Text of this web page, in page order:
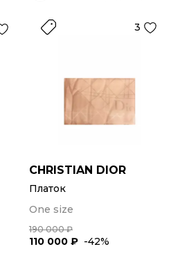
3
CHRISTIAN DIOR
Платок
One size
190 000 ₽
110 000 ₽ -42%